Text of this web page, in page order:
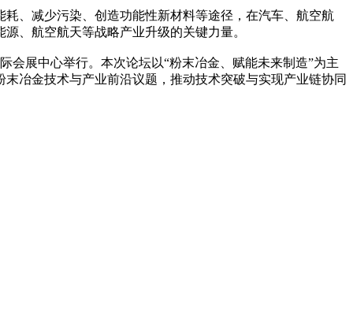
、减少污染、创造功能性新材料等途径，在汽车、航空航
、航空航天等战略产业升级的关键力量。
展中心举行。本次论坛以“粉末冶金、赋能未来制造”为主
冶金技术与产业前沿议题，推动技术突破与实现产业链协同